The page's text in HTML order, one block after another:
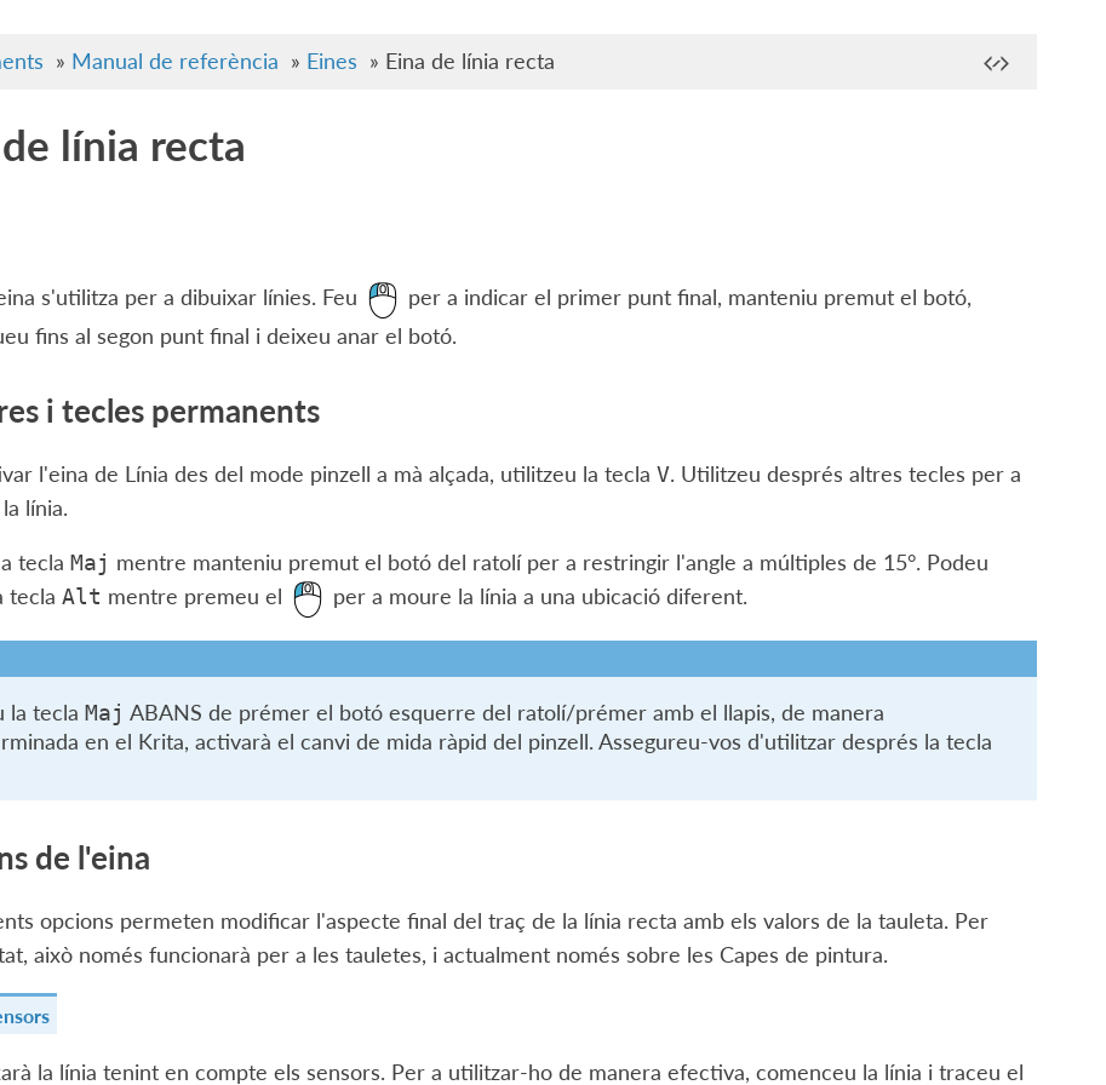
» Manual de referència » Eines » Eina de línia recta
línia recta
s'utilitza per a dibuixar línies. Feu
per a indicar el primer punt final, manteniu premut el botó,
fins al segon punt final i deixeu anar el botó.
i tecles permanents
l'eina de Línia des del mode pinzell a mà alçada, utilitzeu la tecla V. Utilitzeu després altres tecles per a
línia.
tecla Maj mentre manteniu premut el botó del ratolí per a restringir l'angle a múltiples de 15°. Podeu
tecla Alt mentre premeu el per a moure la línia a una ubicació diferent.
la tecla Maj ABANS de prémer el botó esquerre del ratolí/prémer amb el llapis, de manera
en el Krita, activarà el canvi de mida ràpid del pinzell. Assegureu-vos d'utilitzar després la tecla
de l'eina
opcions permeten modificar l'aspecte final del traç de la línia recta amb els valors de la tauleta. Per
això només funcionarà per a les tauletes, i actualment només sobre les Capes de pintura.
la línia tenint en compte els sensors. Per a utilitzar-ho de manera efectiva, comenceu la línia i traceu el